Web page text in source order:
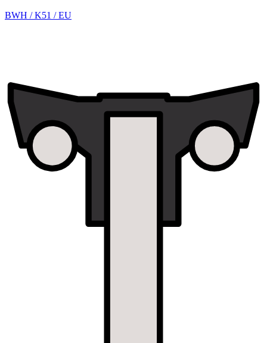
BWH / K51 / EU